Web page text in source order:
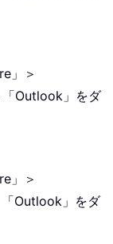
」＞
Outlook」をダ
」＞
Outlook」をダ